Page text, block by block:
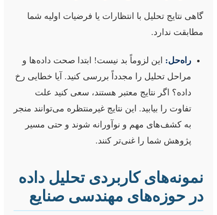
گاهی نتایج تحلیل با انتظارات یا فرضیات اولیه شما
مطابقت ندارد.
راه‌حل: این لزوماً بد نیست! ابتدا صحت داده‌ها و
مراحل تحلیل را مجدداً بررسی کنید. آیا خطایی رخ
داده؟ اگر نتایج معتبر هستند، سعی کنید علت
تفاوت را بیابید. این نتایج غیرمنتظره می‌توانند منجر
به کشف‌های مهم و نوآورانه شوند و حتی مسیر
پژوهش شما را غنی‌تر کنند.
نمونه‌های کاربردی تحلیل داده
در حوزه‌های مهندسی صنایع